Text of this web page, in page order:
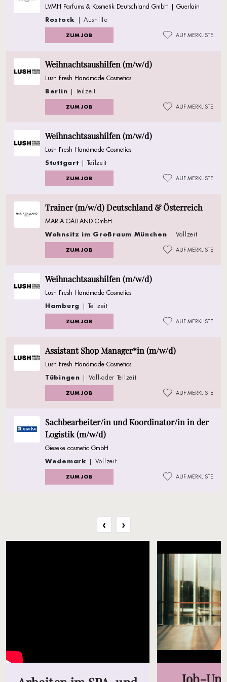
LVMH Parfums & Kosmetik Deutschland GmbH | Guerlain
Rostock | Aushilfe
ZUM JOB AUF MERKLISTE
Weihnachtsaushilfen (m/w/d)
Lush Fresh Handmade Cosmetics
Berlin | Teilzeit
ZUM JOB AUF MERKLISTE
Weihnachtsaushilfen (m/w/d)
Lush Fresh Handmade Cosmetics
Stuttgart | Teilzeit
ZUM JOB AUF MERKLISTE
Trainer (m/w/d) Deutschland & Österreich
MARIA GALLAND GmbH
Wohnsitz im Großraum München | Vollzeit
ZUM JOB AUF MERKLISTE
Weihnachtsaushilfen (m/w/d)
Lush Fresh Handmade Cosmetics
Hamburg | Teilzeit
ZUM JOB AUF MERKLISTE
Assistant Shop Manager*in (m/w/d)
Lush Fresh Handmade Cosmetics
Tübingen | Voll-oder Teilzeit
ZUM JOB AUF MERKLISTE
Sachbearbeiter/in und Koordinator/in in der
Logistik (m/w/d)
Gieseke cosmetic GmbH
Wedemark | Vollzeit
ZUM JOB AUF MERKLISTE
‹ ›
Job-